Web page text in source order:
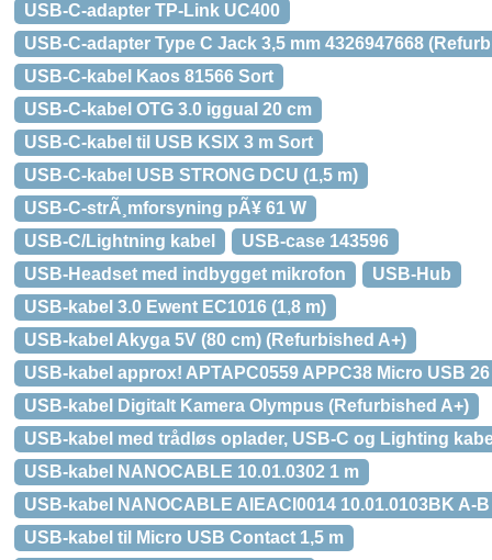
USB-C-adapter TP-Link UC400
USB-C-adapter Type C Jack 3,5 mm 4326947668
USB-C-kabel Kaos 81566 Sort
USB-C-kabel OTG 3.0 iggual 20 cm
USB-C-kabel til USB KSIX 3 m Sort
USB-C-kabel USB STRONG DCU (1,5 m)
USB-C-strÃ¸mforsyning pÃ¥ 61 W
USB-C/Lightning kabel
USB-case 143596
USB-Headset med indbygget mikrofon
USB-Hub
USB-kabel 3.0 Ewent EC1016 (1,8 m)
USB-kabel Akyga 5V (80 cm) (Refurbished A+)
USB-kabel approx! APTAPC0559 APPC38 Micro USB
USB-kabel Digitalt Kamera Olympus (Refurbished A+)
USB-kabel med trådløs oplader, USB-C og Lighting
USB-kabel NANOCABLE 10.01.0302 1 m
USB-kabel NANOCABLE AIEACI0014 10.01.0103BK A-
USB-kabel til Micro USB Contact 1,5 m